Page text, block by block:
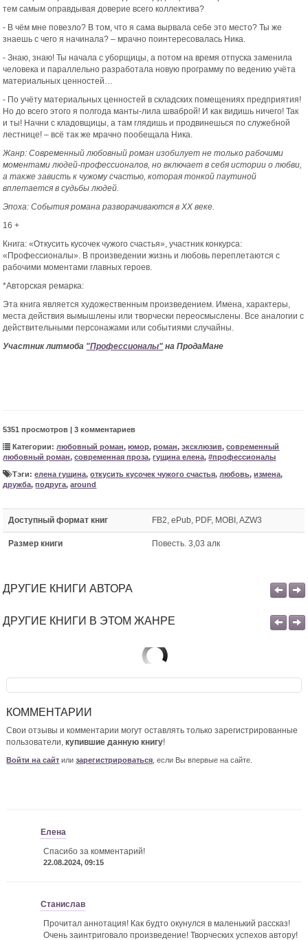
тем самым оправдывая доверие всего коллектива?
- В чём мне повезло? В том, что я сама вырвала себе это место? Ты же
знаешь с чего я начинала? – мрачно поинтересовалась Ника.
- Знаю, знаю! Ты начала с уборщицы, а потом на время отпуска заменила
человека и параллельно разработала новую программу по ведению учёта
материальных ценностей…
- По учёту материальных ценностей в складских помещениях предприятия!
Но до всего этого я полгода манты-лила шваброй! И как видишь ничего! Так
и ты! Начни с кладовщицы, а там глядишь и продвинешься по служебной
лестнице! – всё так же мрачно пообещала Ника.
Жанр: Современный любовный роман изобилует не только рабочими
моментами людей-профессионалов, но включает в себя истории о любви,
а также зависть к чужому счастью, которая тонкой паутиной
вплетается в судьбы людей.
Эпоха: События романа разворачиваются в XX веке.
16 +
Книга: «Откусить кусочек чужого счастья», участник конкурса:
«Профессионалы». В произведении жизнь и любовь переплетаются с
рабочими моментами главных героев.
*Авторская ремарка:
Эта книга является художественным произведением. Имена, характеры,
места действия вымышлены или творчески переосмыслены. Все аналогии с
действительными персонажами или событиями случайны.
Участник литмоба "Профессионалы" на ПродаМане
5351 просмотров | 3 комментариев
Категории: любовный роман,юмор,роман,эксклюзив,современный
любовный роман,современная проза,гущина елена,#профессионалы
Тэги:елена гущина,откусить кусочек чужого счастья, любовь,измена,
дружба,подруга,around
Доступный формат книг FB2, ePub, PDF, MOBI, AZW3
Размер книги Повесть. 3,03 алк
ДРУГИЕ КНИГИ АВТОРА
ДРУГИЕ КНИГИ В ЭТОМ ЖАНРЕ
КОММЕНТАРИИ
Свои отзывы и комментарии могут оставлять только зарегистрированные
пользователи,купившие данную книгу!
Войти на сайт илизарегистрироваться , если Вы впервые на сайте.
Елена
Спасибо за комментарий!
22.08.2024, 09:15
Станислав
Прочитал аннотация! Как будто окунулся в маленький рассказ!
Очень заинтриговало произведение! Творческих успехов автору!